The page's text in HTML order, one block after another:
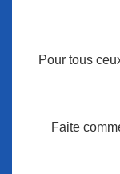
Pour tous
Faite